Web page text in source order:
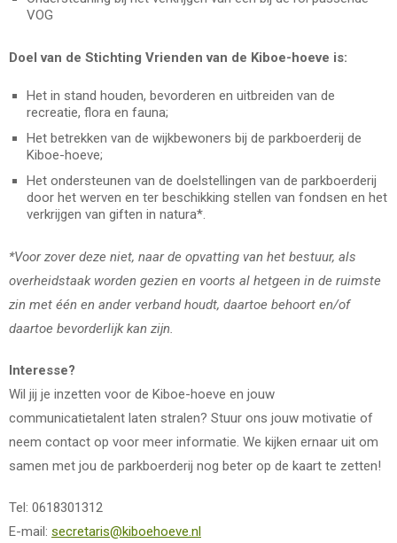
VOG
Doel van de Stichting Vrienden van de Kiboe-hoeve is:
Het in stand houden, bevorderen en uitbreiden van de
recreatie, flora en fauna;
Het betrekken van de wijkbewoners bij de parkboerderij de
Kiboe-hoeve;
Het ondersteunen van de doelstellingen van de parkboerderij
door het werven en ter beschikking stellen van fondsen en het
verkrijgen van giften in natura*.
*Voor zover deze niet, naar de opvatting van het bestuur, als
overheidstaak worden gezien en voorts al hetgeen in de ruimste
zin met één en ander verband houdt, daartoe behoort en/of
daartoe bevorderlijk kan zijn.
Interesse?
Wil jij je inzetten voor de Kiboe-hoeve en jouw
communicatietalent laten stralen? Stuur ons jouw motivatie of
neem contact op voor meer informatie. We kijken ernaar uit om
samen met jou de parkboerderij nog beter op de kaart te zetten!
Tel: 0618301312
E-mail: secretaris@kiboehoeve.nl